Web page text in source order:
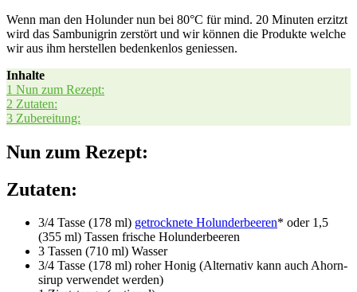
Wenn man den Holun­der nun bei 80°C für mind. 20 Minu­ten erzitzt
wird das Sam­bu­nig­rin zer­stört und wir kön­nen die Pro­duk­te wel­che
wir aus ihm her­stel­len beden­ken­los geniessen.
Inhal­te
1 Nun zum Rezept:
2 Zuta­ten:
3 Zube­rei­tung:
Nun zum Rezept:
Zutaten:
3/4 Tas­se (178 ml) getrock­ne­te Holun­der­bee­ren* oder 1,5
(355 ml) Tas­sen fri­sche Holunderbeeren
3 Tas­sen (710 ml) Wasser
3/4 Tas­se (178 ml) roher Honig (Alter­na­tiv kann auch Ahorn­
si­rup ver­wen­det werden)